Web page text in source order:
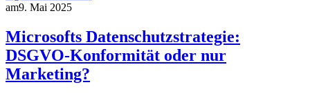
am9. Mai 2025
Microsofts Datenschutzstrategie:
DSGVO-Konformität oder nur
Marketing?